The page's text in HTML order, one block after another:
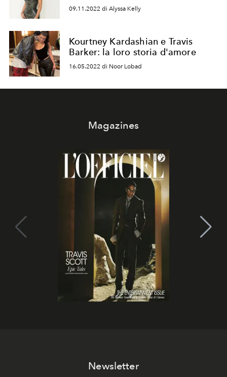
09.11.2022 di Alyssa Kelly
Kourtney Kardashian e Travis
Barker: la loro storia d'amore
16.05.2022 di Noor Lobad
Magazines
Newsletter